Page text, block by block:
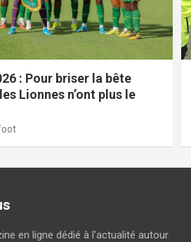
: Pour briser la bête
Lionnes n’ont plus le
en ligne dédié à l'actualité autour